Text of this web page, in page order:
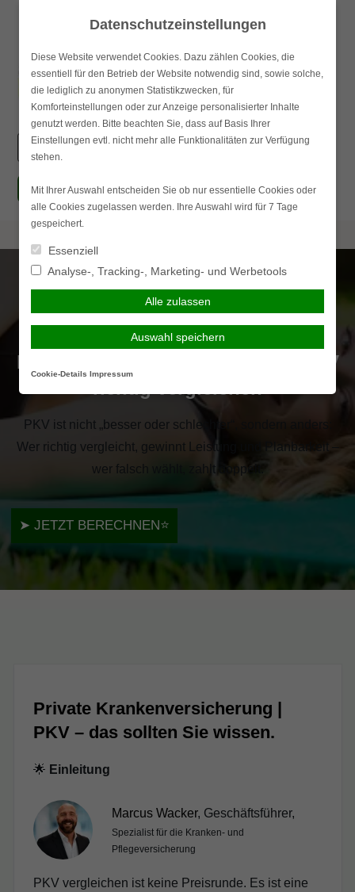
content
Suchen
nach:
simplr-Login
Private Krankenversicherung – PKV
PKV ist nicht „besser oder schlechter“, sondern anders:
Wer richtig vergleicht, gewinnt Leistung und Planbarkeit –
wer falsch wählt, zahlt doppelt.
➤ JETZT BERECHNEN⭐
Private Krankenversicherung |
PKV – das sollten Sie wissen.
🌟 Einleitung
Marcus Wacker, Geschäftsführer,
Spezialist für die Kranken- und
Pflegeversicherung
PKV vergleichen ist keine Preisrunde. Es ist eine
Datenschutzeinstellungen
Diese Website verwendet Cookies. Dazu zählen Cookies, die
essentiell für den Betrieb der Website notwendig sind, sowie solche,
die lediglich zu anonymen Statistikzwecken, für
Komforteinstellungen oder zur Anzeige personalisierter Inhalte
genutzt werden. Bitte beachten Sie, dass auf Basis Ihrer
Einstellungen evtl. nicht mehr alle Funktionalitäten zur Verfügung
stehen.
Mit Ihrer Auswahl entscheiden Sie ob nur essentielle Cookies oder
alle Cookies zugelassen werden. Ihre Auswahl wird für 7 Tage
gespeichert.
Essenziell
Analyse-, Tracking-, Marketing- und Werbetools
Alle zulassen
Auswahl speichern
Cookie-Details Impressum